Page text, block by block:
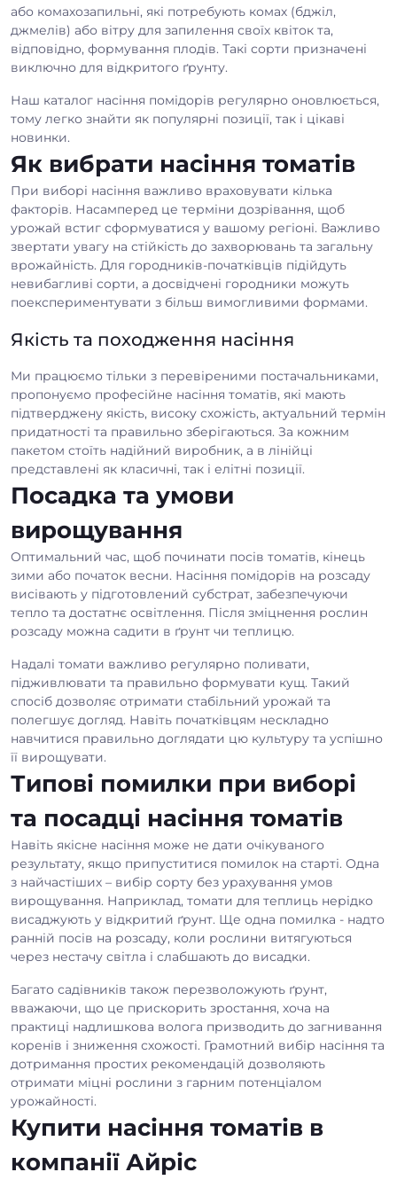
або комахозапильні, які потребують комах (бджіл,
джмелів) або вітру для запилення своїх квіток та,
відповідно, формування плодів. Такі сорти призначені
виключно для відкритого ґрунту.
Наш каталог насіння помідорів регулярно оновлюється,
тому легко знайти як популярні позиції, так і цікаві
новинки.
Як вибрати насіння томатів
При виборі насіння важливо враховувати кілька
факторів. Насамперед це терміни дозрівання, щоб
урожай встиг сформуватися у вашому регіоні. Важливо
звертати увагу на стійкість до захворювань та загальну
врожайність. Для городників-початківців підійдуть
невибагливі сорти, а досвідчені городники можуть
поекспериментувати з більш вимогливими формами.
Якість та походження насіння
Ми працюємо тільки з перевіреними постачальниками,
пропонуємо професійне насіння томатів, які мають
підтверджену якість, високу схожість, актуальний термін
придатності та правильно зберігаються. За кожним
пакетом стоїть надійний виробник, а в лінійці
представлені як класичні, так і елітні позиції.
Посадка та умови
вирощування
Оптимальний час, щоб починати посів томатів, кінець
зими або початок весни. Насіння помідорів на розсаду
висівають у підготовлений субстрат, забезпечуючи
тепло та достатнє освітлення. Після зміцнення рослин
розсаду можна садити в ґрунт чи теплицю.
Надалі томати важливо регулярно поливати,
підживлювати та правильно формувати кущ. Такий
спосіб дозволяє отримати стабільний урожай та
полегшує догляд. Навіть початківцям нескладно
навчитися правильно доглядати цю культуру та успішно
її вирощувати.
Типові помилки при виборі
та посадці насіння томатів
Навіть якісне насіння може не дати очікуваного
результату, якщо припуститися помилок на старті. Одна
з найчастіших – вибір сорту без урахування умов
вирощування. Наприклад, томати для теплиць нерідко
висаджують у відкритий ґрунт. Ще одна помилка - надто
ранній посів на розсаду, коли рослини витягуються
через нестачу світла і слабшають до висадки.
Багато садівників також перезволожують ґрунт,
вважаючи, що це прискорить зростання, хоча на
практиці надлишкова волога призводить до загнивання
коренів і зниження схожості. Грамотний вибір насіння та
дотримання простих рекомендацій дозволяють
отримати міцні рослини з гарним потенціалом
урожайності.
Купити насіння томатів в
компанії Айріс